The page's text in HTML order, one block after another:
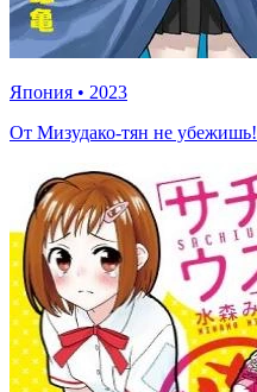
Япония • 2023
От Мизудако-тян не убежишь!